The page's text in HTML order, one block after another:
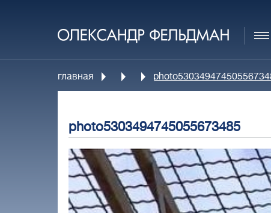
главная
photo5303494745055673485